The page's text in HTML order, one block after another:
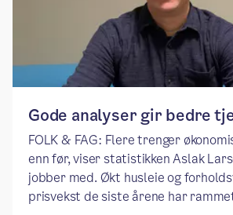
Gode analyser gir bedre
FOLK & FAG: Flere trenger
enn før, viser statistikken Aslak
jobber med. Økt husleie og
prisvekst de siste årene har